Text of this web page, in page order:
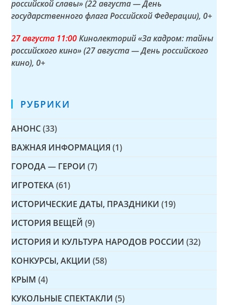
российской славы» (22 августа — День
государственного флага Российской Федерации), 0+
27 августа 11:00Кинолекторий «За кадром: тайны
российского кино» (27 августа — День российского
кино), 0+
РУБРИКИ
АНОНС (33)
ВАЖНАЯ ИНФОРМАЦИЯ (1)
ГОРОДА — ГЕРОИ (7)
ИГРОТЕКА (61)
ИСТОРИЧЕСКИЕ ДАТЫ, ПРАЗДНИКИ (19)
ИСТОРИЯ ВЕЩЕЙ (9)
ИСТОРИЯ И КУЛЬТУРА НАРОДОВ РОССИИ (32)
КОНКУРСЫ, АКЦИИ (58)
КРЫМ (4)
КУКОЛЬНЫЕ СПЕКТАКЛИ (5)